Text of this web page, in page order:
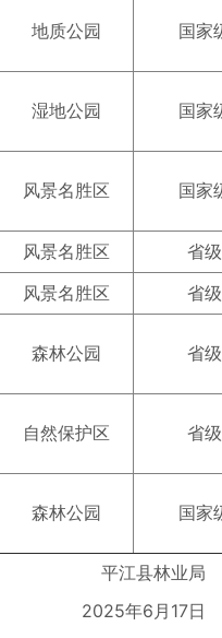
地质公园 国家
湿地公园 国家
风景名胜区 国家
风景名胜区
省级
风景名胜区 省级
森林公园 省级
自然保护区 省级
森林公园 国家
平江县林业局
2025年6月17日